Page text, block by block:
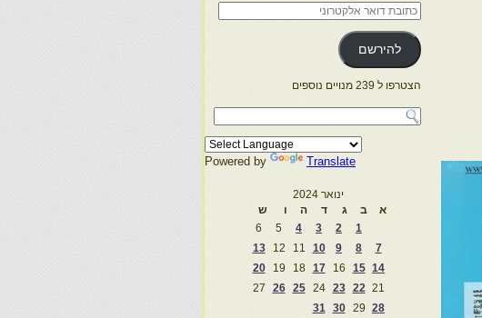
כתובת
דואר
אלקטרוני
להירשם
הצטרפו ל 239 מנויים נוספים
Powered by Translate
ינואר 2024
א
ב ג ד ה ו
ש
1
2
3
4
5
6
7
8
9
10
11
12
13
14
15
16
17
18
19
20
21
22
23
24
25
26
27
28
29
30
31